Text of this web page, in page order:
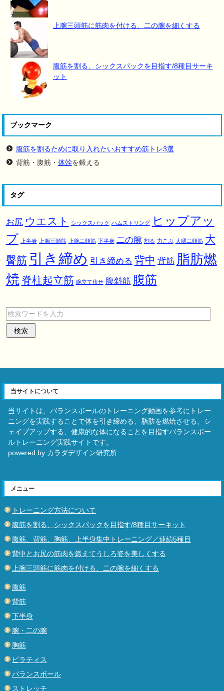
上腕三頭筋に筋肉を付ける、二の腕を細くする
腹筋を割る、シックスパックを目指す/8種目サーキ
ット
ブックマーク
腹筋を割るために取り入れたいおすすめ筋トレ3選
背筋・腹筋・ 体幹を鍛える
タグ
お尻 ウエスト シックスパック ハムストリング
ヒップアッ
プ 上半身 上腕三頭筋 上腕二頭筋 下半身 二の腕 割る 力こぶ 大腿二頭筋 大
臀筋 引き締め 引き締める 背中 背筋 脂肪燃
焼 脊柱起立筋 腕立て伏せ 腹斜筋 腹筋
当サイトについて
当サイトは、バランスボールのトレーニング動画を参考にトレー
ニングを実践することで体を引き締める、脂肪を燃焼させる、シ
ェイプアップする、健康的な体になることを目指すバランスボー
ルトレーニング実践サイトです。
powered by カラダデザイン研究所
メニュー
トレーニング方法について
腹筋を割る、シックスパックを目指す/8種目サーキット
腹筋、背筋、胸筋、上半身集中トレーニング／連続5種目
背中とお尻の筋肉を鍛えてうしろ姿を美しくする
上腕三頭筋に筋肉を付ける、二の腕を細くする
腹筋
背筋
下半身
腕・二の腕
胸筋
ピラティス
バランスボール
ストレッチ